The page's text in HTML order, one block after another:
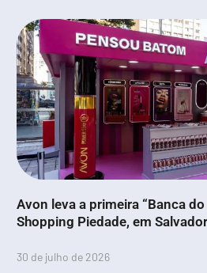
Avon leva a primeira “Banca
Shopping Piedade, em Salvador
30 de julho de 2026